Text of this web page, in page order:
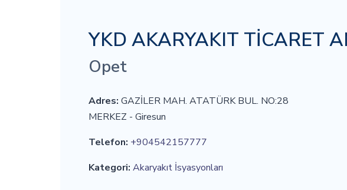
YKD AKARYAKIT TİCARET
Opet
Adres: GAZİLER MAH. ATATÜRK BUL. NO:28
MERKEZ - Giresun
Telefon: +904542157777
Kategori: Akaryakıt İsyasyonları